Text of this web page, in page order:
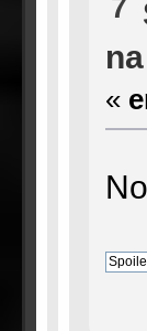
7
«